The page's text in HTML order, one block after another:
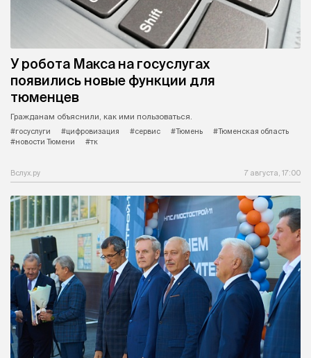
У робота Макса на госуслугах
появились новые функции для
тюменцев
Гражданам объяснили, как ими пользоваться.
#госуслуги
#цифровизация #сервис #Тюмень
#Тюменская область
#новости Тюмени
#тк
Вслух.ру 7 августа, 17:00